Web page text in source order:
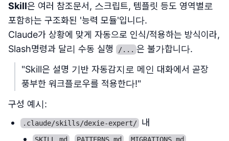
Skill은 여러 참조문서, 스크립트, 템플릿 등도 영역별로
포함하는 구조화된 '능력 모듈'입니다.
Claude가 상황에 맞게 자동으로 인식/적용하는 방식이라,
Slash명령과 달리 수동 실행
/... 은 불가합니다.
"Skill은 설명 기반 자동감지로 메인 대화에서 곧장
풍부한 워크플로우를 적용한다!"
구성 예시:
.claude/skills/dexie-expert/ 내